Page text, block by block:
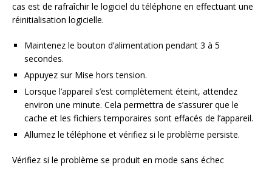
cas est de rafraîchir le logiciel du téléphone en effectuant une
réinitialisation logicielle.
Maintenez le bouton d’alimentation pendant 3 à 5
secondes.
Appuyez sur Mise hors tension.
Lorsque l’appareil s’est complètement éteint, attendez
environ une minute. Cela permettra de s’assurer que le
cache et les fichiers temporaires sont effacés de l’appareil.
Allumez le téléphone et vérifiez si le problème persiste.
Vérifiez si le problème se produit en mode sans échec